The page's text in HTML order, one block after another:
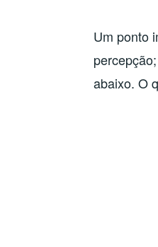
Um ponto
abaixo. O